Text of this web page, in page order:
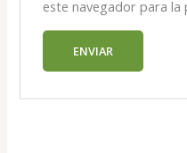
este navegador para la